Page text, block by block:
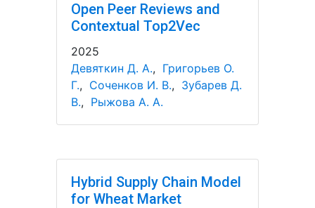
Open Peer Reviews and
Contextual Top2Vec
2025
Девяткин Д. А., Григорьев О.
Г., Соченков И. В., Зубарев Д.
В., Рыжова А. А.
Hybrid Supply Chain Model
for Wheat Market